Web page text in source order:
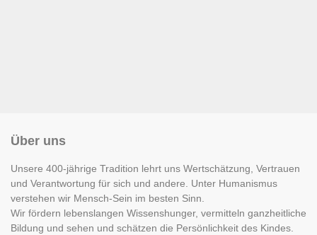
Über uns
Unsere 400-jährige Tradition lehrt uns Wertschätzung, Vertrauen
und Verantwortung für sich und andere. Unter Humanismus
verstehen wir Mensch-Sein im besten Sinn.
Wir fördern lebenslangen Wissenshunger, vermitteln ganzheitliche
Bildung und sehen und schätzen die Persönlichkeit des Kindes.